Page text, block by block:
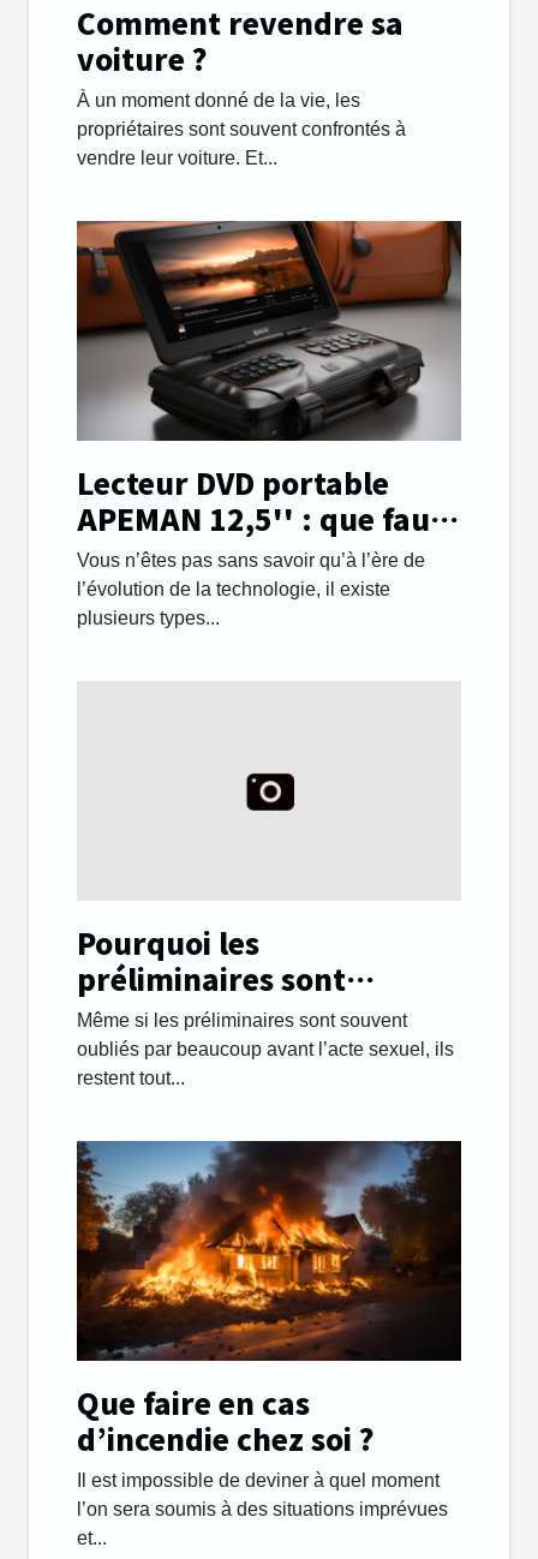
Comment revendre sa
voiture ?
À un moment donné de la vie, les
propriétaires sont souvent confrontés à
vendre leur voiture. Et...
Lecteur DVD portable
APEMAN 12,5'' : que faut-
il savoir ?
Vous n’êtes pas sans savoir qu’à l’ère de
l’évolution de la technologie, il existe
plusieurs types...
Pourquoi les
préliminaires sont
importants lors des
rapports sexuels ?
Même si les préliminaires sont souvent
oubliés par beaucoup avant l’acte sexuel, ils
restent tout...
Que faire en cas
d’incendie chez soi ?
Il est impossible de deviner à quel moment
l’on sera soumis à des situations imprévues
et...